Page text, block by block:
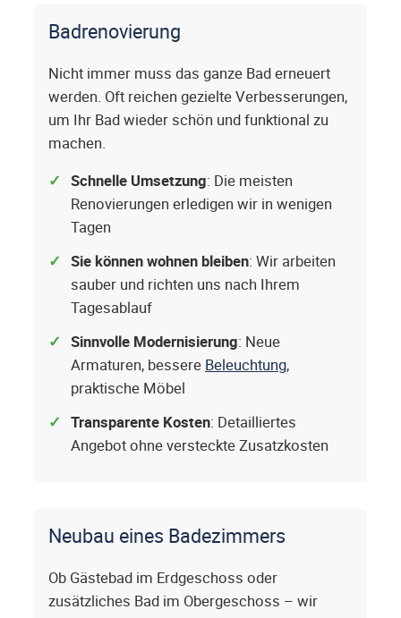
Badrenovierung
Nicht immer muss das ganze Bad erneuert
werden. Oft reichen gezielte Verbesserungen,
um Ihr Bad wieder schön und funktional zu
machen.
Schnelle Umsetzung: Die meisten
Renovierungen erledigen wir in wenigen
Tagen
Sie können wohnen bleiben: Wir arbeiten
sauber und richten uns nach Ihrem
Tagesablauf
Sinnvolle Modernisierung: Neue
Armaturen, bessere Beleuchtung,
praktische Möbel
Transparente Kosten: Detailliertes
Angebot ohne versteckte Zusatzkosten
Neubau eines Badezimmers
Ob Gästebad im Erdgeschoss oder
zusätzliches Bad im Obergeschoss – wir